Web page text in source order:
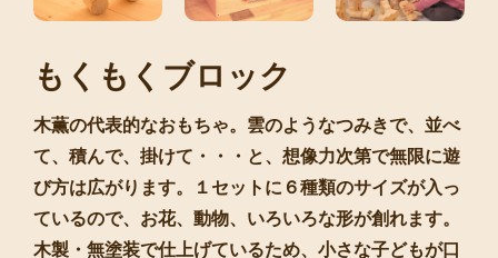
もくもくブロック
木薫の代表的なおもちゃ。雲のようなつみきで、並べ
て、積んで、掛けて・・・と、想像力次第で無限に遊
び方は広がります。１セットに６種類のサイズが入っ
ているので、お花、動物、いろいろな形が創れます。
木製・無塗装で仕上げているため、小さな子どもが口